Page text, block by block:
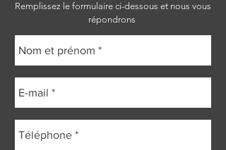
Remplissez le formulaire ci-dessous et nous vous
répondrons